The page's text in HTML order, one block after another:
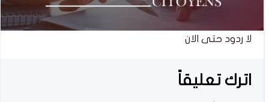
لا ردود حتى الان
اترك تعليقاً